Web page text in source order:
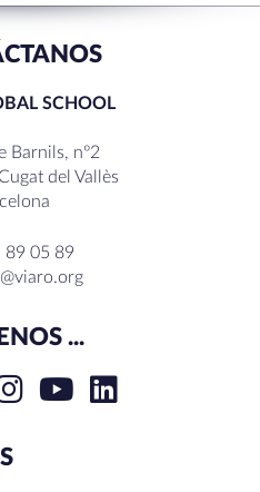
SCHOOL
Barnils, nº2
del Vallès
05 89
...